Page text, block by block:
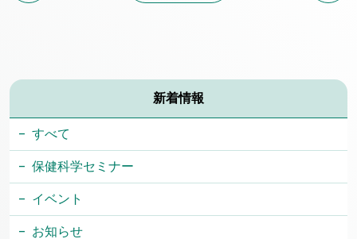
新着情報
すべて
保健科学セミナー
イベント
お知らせ